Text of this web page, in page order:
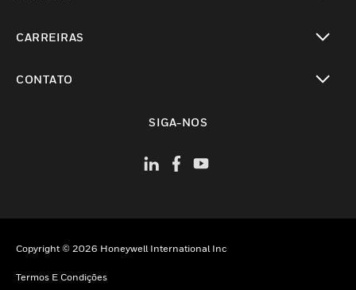
CARREIRAS
CONTATO
SIGA-NOS
Copyright © 2026 Honeywell International Inc
Termos E Condições